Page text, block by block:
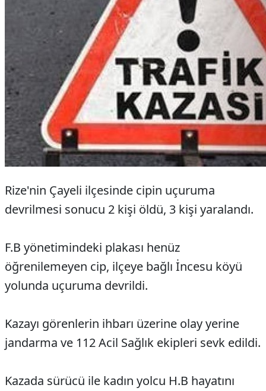
Rize'nin Çayeli ilçesinde cipin uçuruma
devrilmesi sonucu 2 kişi öldü, 3 kişi yaralandı.
F.B yönetimindeki plakası henüz
öğrenilemeyen cip, ilçeye bağlı İncesu köyü
yolunda uçuruma devrildi.
Kazayı görenlerin ihbarı üzerine olay yerine
jandarma ve 112 Acil Sağlık ekipleri sevk edildi.
Kazada sürücü ile kadın yolcu H.B hayatını